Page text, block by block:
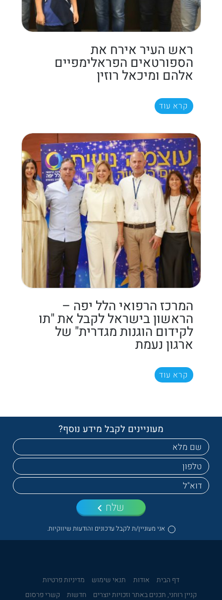
ראש העיר אירח את
הספורטאים הפראלימפיים
אלהם ומיכאל רוזין
קרא עוד
המרכז הרפואי הלל יפה –
הראשון בישראל לקבל את "תו
לקידום הוגנות מגדרית" של
ארגון נעמת
קרא עוד
מעוניינים לקבל מידע נוסף?
אני מעוניין/ת לקבל עדכונים והודעות שיווקיות.
שלח
דף הבית אודות תנאי שימוש
מדיניות פרטיות
קניין רוחני, תכנים באתר וזכויות יוצרים
חדשות קשרי פרסום